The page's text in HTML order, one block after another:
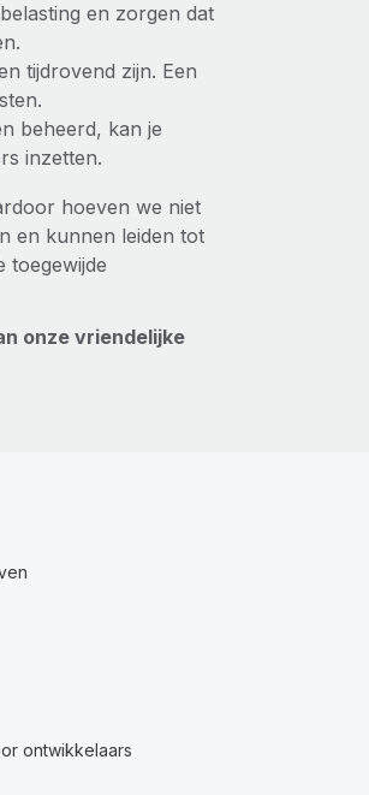
en zorgen dat
tijdrovend zijn. Een
beheerd, kan je
inzetten.
hoeven we niet
en kunnen leiden tot
toegewijde
onze vriendelijke
ontwikkelaars